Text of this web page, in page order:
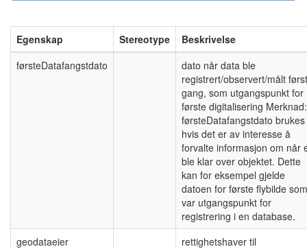
Egenskap Stereotype
Beskrivelse
førsteDatafangstdato
dato når data ble
registrert/observert/målt
gang, som utgangspunkt for
første digitalisering Merknad:
førsteDatafangstdato brukes
hvis det er av interesse å
forvalte informasjon om når
ble klar over objektet. Dette
kan for eksempel gjelde
datoen for første flybilde som
var utgangspunkt for
registrering i en database.
geodataeier
rettighetshaver til